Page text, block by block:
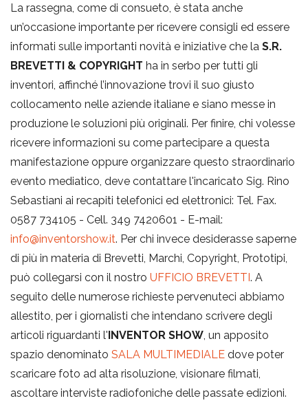
La rassegna, come di consueto, è stata anche
un’occasione importante per ricevere consigli ed essere
informati sulle importanti novità e iniziative che la S.R.
BREVETTI & COPYRIGHT ha in serbo per tutti gli
inventori, affinché l’innovazione trovi il suo giusto
collocamento nelle aziende italiane e siano messe in
produzione le soluzioni più originali. Per finire, chi volesse
ricevere informazioni su come partecipare a questa
manifestazione oppure organizzare questo straordinario
evento mediatico, deve contattare l'incaricato Sig. Rino
Sebastiani ai recapiti telefonici ed elettronici: Tel. Fax.
0587 734105 - Cell. 349 7420601 - E-mail:
info@inventorshow.it. Per chi invece desiderasse saperne
di più in materia di Brevetti, Marchi, Copyright, Prototipi,
può collegarsi con il nostro UFFICIO BREVETTI. A
seguito delle numerose richieste pervenuteci abbiamo
allestito, per i giornalisti che intendano scrivere degli
articoli riguardanti l'INVENTOR SHOW , un apposito
spazio denominato SALA MULTIMEDIALE dove poter
scaricare foto ad alta risoluzione, visionare filmati,
ascoltare interviste radiofoniche delle passate edizioni.